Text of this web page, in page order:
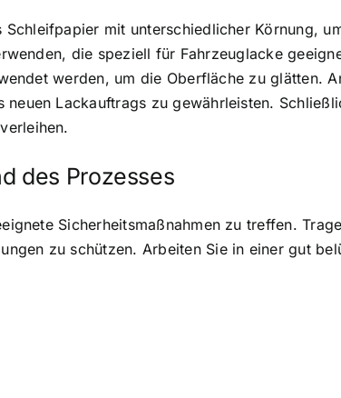
mit unterschiedlicher Körnung,
die speziell für Fahrzeuglacke
werden, um die Oberfläche zu glätten.
Lackauftrags zu gewährleisten.
des Prozesses
Sicherheitsmaßnahmen zu treffen.
zu schützen. Arbeiten Sie in einer gut